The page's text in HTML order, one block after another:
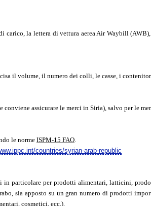
la lettera di vettura aerea Air Waybill
il volume, il numero dei colli, le casse, i
assicurare le merci in Siria), salvo per le
le norme ISPM-15 FAO.
countries/syrian-arab-republic
in particolare per prodotti alimentari, latticini,
sia apposto su un gran numero di prodotti
cosmetici, ecc.).